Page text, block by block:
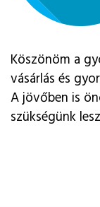
Köszönöm a
vásárlás és
A jövőben is
szükségünk